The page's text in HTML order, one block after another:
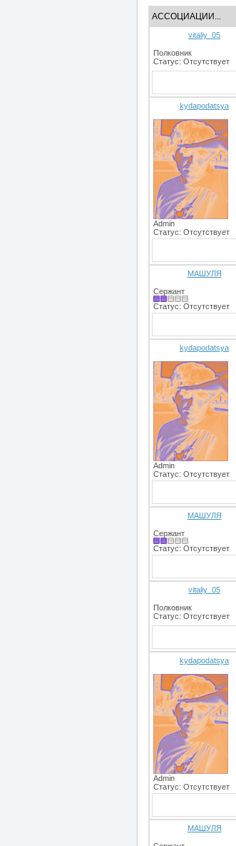
АССОЦИАЦИИ...
vitaliy_05
Полковник
Статус: Отсутствует
kydapodatsya
Admin
Статус: Отсутствует
МАШУЛЯ
Сержант
Статус: Отсутствует
kydapodatsya
Admin
Статус: Отсутствует
МАШУЛЯ
Сержант
Статус: Отсутствует
vitaliy_05
Полковник
Статус: Отсутствует
kydapodatsya
Admin
Статус: Отсутствует
МАШУЛЯ